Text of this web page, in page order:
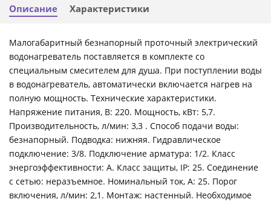
Описание Характеристики
Малогабаритный безнапорный проточный электрический
водонагреватель поставляется в комплекте со
специальным смесителем для душа. При поступлении воды
в водонагреватель, автоматически включается нагрев на
полную мощность. Технические характеристики.
Напряжение питания, В: 220. Мощность, кВт: 5,7.
Производительность, л/мин: 3,3 . Способ подачи воды:
безнапорный. Подводка: нижняя. Гидравлическое
подключение: 3/8. Подключение арматура: 1/2. Класс
энергоэффективности: A. Класс защиты, IP: 25. Соединение
с сетью: неразъемное. Номинальный ток, А: 25. Порог
включения, л/мин: 2,1. Монтаж: настенный. Необходимое